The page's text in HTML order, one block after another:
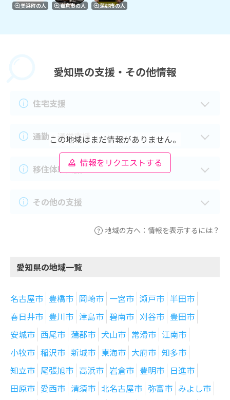
美浜町の人 岩倉市の人 蒲郡市の人
愛知県の支援・その他情報
この地域はまだ情報がありません。
情報をリクエストする
住宅支援
通勤・通学支援
移住体験支援
その他の支援
地域の方へ：情報を表示するには？
愛知県の地域一覧
名古屋市 豊橋市 岡崎市 一宮市 瀬戸市 半田市
春日井市 豊川市 津島市 碧南市 刈谷市 豊田市
安城市 西尾市 蒲郡市 犬山市 常滑市 江南市
小牧市 稲沢市 新城市 東海市 大府市 知多市
知立市 尾張旭市 高浜市 岩倉市 豊明市 日進市
田原市 愛西市 清須市 北名古屋市 弥富市 みよし市